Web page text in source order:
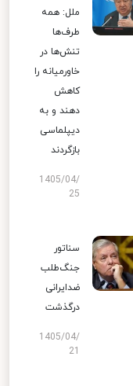
ملل: همه
طرف‌ها
تنش‌ها در
خاورمیانه را
کاهش
دهند و به
دیپلماسی
بازگردند
1405/04/
25
سناتور
جنگ‌طلب
ضدایرانی
درگذشت
1405/04/